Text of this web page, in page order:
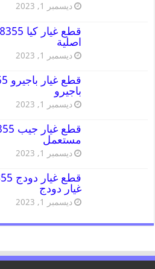
ديسمبر 1, 2023
اصلية
ديسمبر 1, 2023
باجيرو
ديسمبر 1, 2023
مستعمل
ديسمبر 1, 2023
غيار دودج
ديسمبر 1, 2023